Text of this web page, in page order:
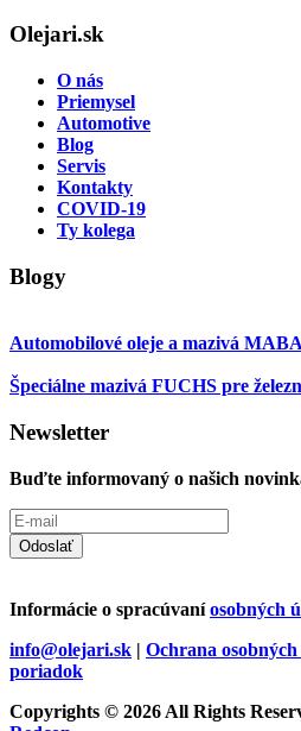
Olejari.sk
O nás
Priemysel
Automotive
Blog
Servis
Kontakty
COVID-19
Ty kolega
Blogy
Automobilové oleje a mazivá
Špeciálne mazivá FUCHS pre
Newsletter
Buďte informovaný o našich
Odoslať
Informácie o spracúvaníosobných
info@olejari.sk | Ochrana
poriadok
Copyrights © 2026 All Rights